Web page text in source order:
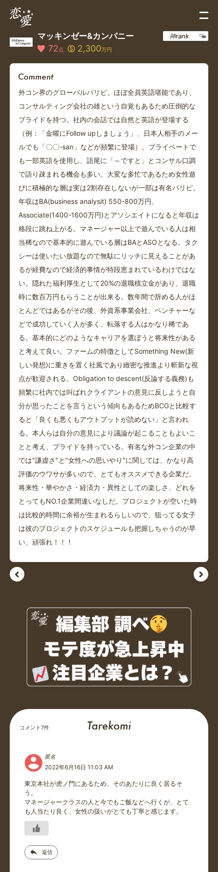
マッキンゼー&カンパニー
72点 2,300万円
神rank
外コン界のグローバルパリピ。ほぼ全員英語堪能であり、
コンサルティング会社の雄という自覚もあるため圧倒的な
プライドを持つ。社内の会話では自然と英語が登場する
（例：「金曜にFollow upしましょう」、日本人相手のメー
ルでも「〇〇-san」などが頻繁に登場）。プライベートで
も一部英語を使用し、語尾に「～ですと」とコンサル口調
で語り疎まれる機会も多い。大変な多忙であるため女性遊
びに積極的な層は実は2割存在しないが一部は有名パリピ。
年収はBA(business analysit) 550-800万円、
Associate(1400-1600万円)とアソシエイトになると年収は
格段に跳ね上がる。マネージャー以上で遊んでいる人は相
当稀なので基本的に遊んでいる層はBAとASOとなる。タク
シーは使いたい放題なので無駄にリッチに見えることがあ
るが経費なので経済的事情が特段恵まれているわけではな
い。隠れた福利厚生として20%の退職積立金があり、退職
時に数百万円もらうことが出来る。数年間で辞める人がほ
とんどではあるがその後、外資系事業会社、ベンチャーな
どで成功していく人が多く、転落する人はかなり稀であ
る。基本的にどのようなキャリアを選ぼうと将来性がある
と考えて良い。ファームの特徴としてSomething New(新
しい発想)に重きを置く社風であり緻密な推進より斬新な視
点が歓迎される。Obligation to descent(反論する義務)も
頻繁に社内では叫ばれクライアントの意見に反しようと自
分が思ったことを言うという傾向もあるためBCGと比較す
ると「良くも悪くもアウトプットが読めない」と言われ
る。本人らは自分の意見により議論が起こることもよいこ
とと考え、プライドを持っている。有名な外コン企業の中
では"謙虚さ"と"女性への思いやり"に関しては、かなり高
評価のウワサが多いので、とてもオススメできる企業だ。
将来性・華やかさ・経済力・異性としての楽しさ、どれを
とってもNO.1企業間違いなしだ。プロジェクトが空いた時
は比較的時間に余裕が生まれるらしいので、狙ってる女子
は彼のプロジェクトのスケジュールも把握しちゃうのが早
い、頑張れ！！！
コメント7件
匿名
2022年6月16日 11:03 AM
東京本社が虎ノ門にあるため、そのあたりに良く居るそ
う。
マネージャークラスの人と今でもご飯などへ行くが、とて
も人当たり良く、女性の扱いがとても丁寧と感じます。
返信